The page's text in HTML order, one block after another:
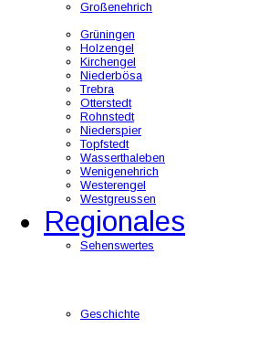
Großenehrich
Grüningen
Holzengel
Kirchengel
Niederbösa
Trebra
Otterstedt
Rohnstedt
Niederspier
Topfstedt
Wasserthaleben
Wenigenehrich
Westerengel
Westgreussen
Regionales
Sehenswertes
Geschichte